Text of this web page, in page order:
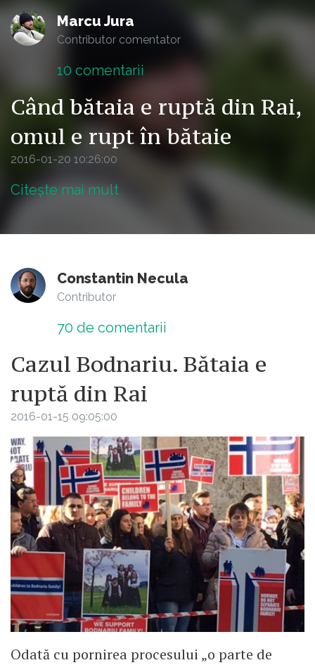
Marcu Jura
Contributor comentator
10 comentarii
Când bătaia e ruptă din Rai,
omul e rupt în bătaie
2016-01-20 10:26:00
Citește mai mult
Constantin Necula
Contributor
70 de comentarii
Cazul Bodnariu. Bătaia e
ruptă din Rai
2016-01-15 09:05:00
Odată cu pornirea procesului „o parte de